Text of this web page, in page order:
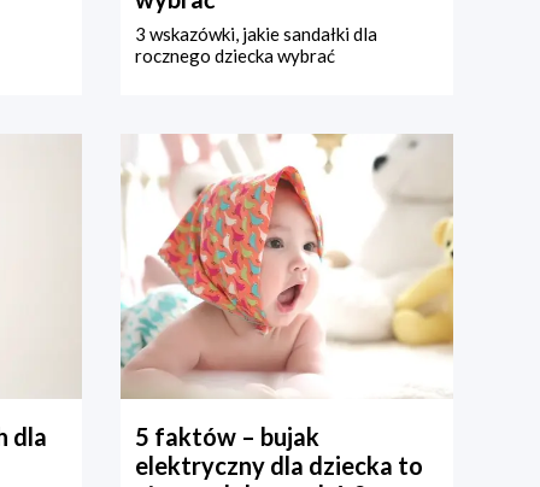
3 wskazówki, jakie sandałki dla
rocznego dziecka wybrać
dla
5 faktów – bujak
elektryczny dla dziecka to